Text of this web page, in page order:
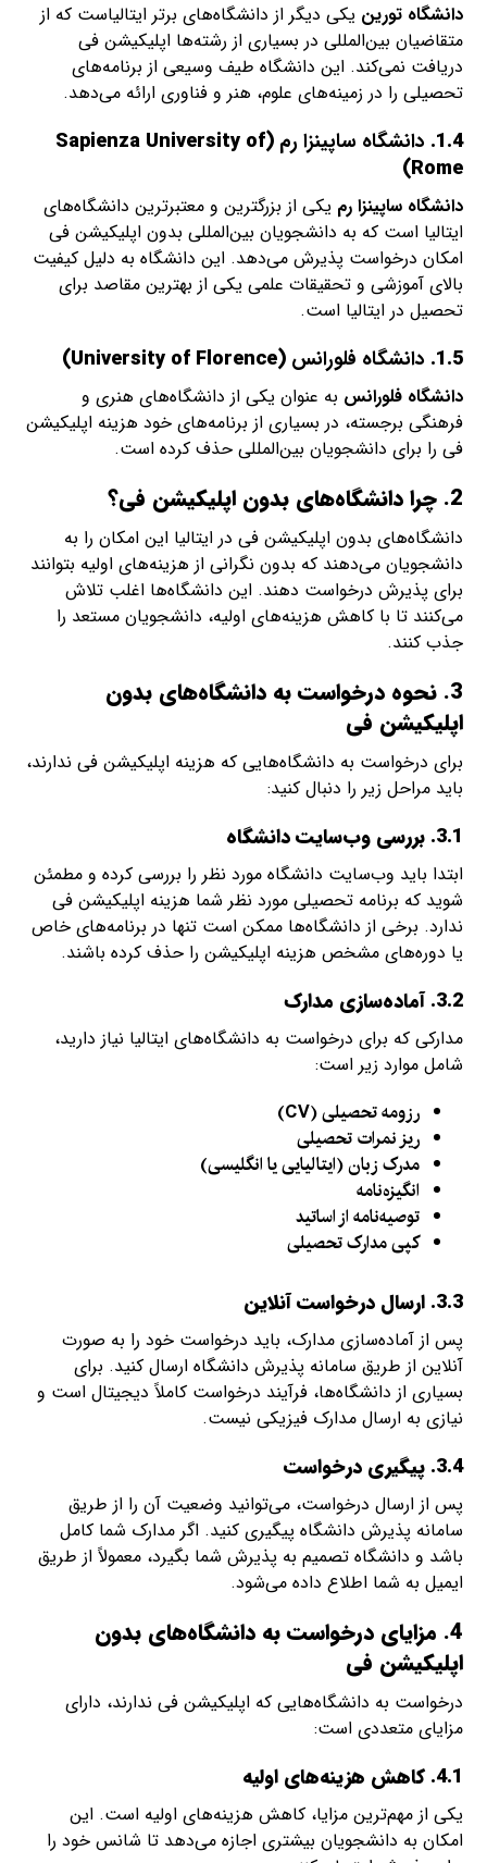
دانشگاه تورین یکی دیگر از دانشگاه‌های برتر ایتالیاست که از
متقاضیان بین‌المللی در بسیاری از رشته‌ها اپلیکیشن فی
دریافت نمی‌کند. این دانشگاه طیف وسیعی از برنامه‌های
تحصیلی را در زمینه‌های علوم، هنر و فناوری ارائه می‌دهد.
1.4. دانشگاه ساپینزا رم (Sapienza University of
Rome)
دانشگاه ساپینزا رم یکی از بزرگترین و معتبرترین دانشگاه‌های
ایتالیا است که به دانشجویان بین‌المللی بدون اپلیکیشن فی
امکان درخواست پذیرش می‌دهد. این دانشگاه به دلیل کیفیت
بالای آموزشی و تحقیقات علمی یکی از بهترین مقاصد برای
تحصیل در ایتالیا است.
1.5. دانشگاه فلورانس (University of Florence)
دانشگاه فلورانس به عنوان یکی از دانشگاه‌های هنری و
فرهنگی برجسته، در بسیاری از برنامه‌های خود هزینه اپلیکیشن
فی را برای دانشجویان بین‌المللی حذف کرده است.
2. چرا دانشگاه‌های بدون اپلیکیشن فی؟
دانشگاه‌های بدون اپلیکیشن فی در ایتالیا این امکان را به
دانشجویان می‌دهند که بدون نگرانی از هزینه‌های اولیه بتوانند
برای پذیرش درخواست دهند. این دانشگاه‌ها اغلب تلاش
می‌کنند تا با کاهش هزینه‌های اولیه، دانشجویان مستعد را
جذب کنند.
3. نحوه درخواست به دانشگاه‌های بدون
اپلیکیشن فی
برای درخواست به دانشگاه‌هایی که هزینه اپلیکیشن فی ندارند،
باید مراحل زیر را دنبال کنید:
3.1. بررسی وب‌سایت دانشگاه
ابتدا باید وب‌سایت دانشگاه مورد نظر را بررسی کرده و مطمئن
شوید که برنامه تحصیلی مورد نظر شما هزینه اپلیکیشن فی
ندارد. برخی از دانشگاه‌ها ممکن است تنها در برنامه‌های خاص
یا دوره‌های مشخص هزینه اپلیکیشن را حذف کرده باشند.
3.2. آماده‌سازی مدارک
مدارکی که برای درخواست به دانشگاه‌های ایتالیا نیاز دارید،
شامل موارد زیر است:
رزومه تحصیلی (CV)
ریز نمرات تحصیلی
مدرک زبان (ایتالیایی یا انگلیسی)
انگیزه‌نامه
توصیه‌نامه از اساتید
کپی مدارک تحصیلی
3.3. ارسال درخواست آنلاین
پس از آماده‌سازی مدارک، باید درخواست خود را به صورت
آنلاین از طریق سامانه پذیرش دانشگاه ارسال کنید. برای
بسیاری از دانشگاه‌ها، فرآیند درخواست کاملاً دیجیتال است و
نیازی به ارسال مدارک فیزیکی نیست.
3.4. پیگیری درخواست
پس از ارسال درخواست، می‌توانید وضعیت آن را از طریق
سامانه پذیرش دانشگاه پیگیری کنید. اگر مدارک شما کامل
باشد و دانشگاه تصمیم به پذیرش شما بگیرد، معمولاً از طریق
ایمیل به شما اطلاع داده می‌شود.
4. مزایای درخواست به دانشگاه‌های بدون
اپلیکیشن فی
درخواست به دانشگاه‌هایی که اپلیکیشن فی ندارند، دارای
مزایای متعددی است:
4.1. کاهش هزینه‌های اولیه
یکی از مهم‌ترین مزایا، کاهش هزینه‌های اولیه است. این
امکان به دانشجویان بیشتری اجازه می‌دهد تا شانس خود را